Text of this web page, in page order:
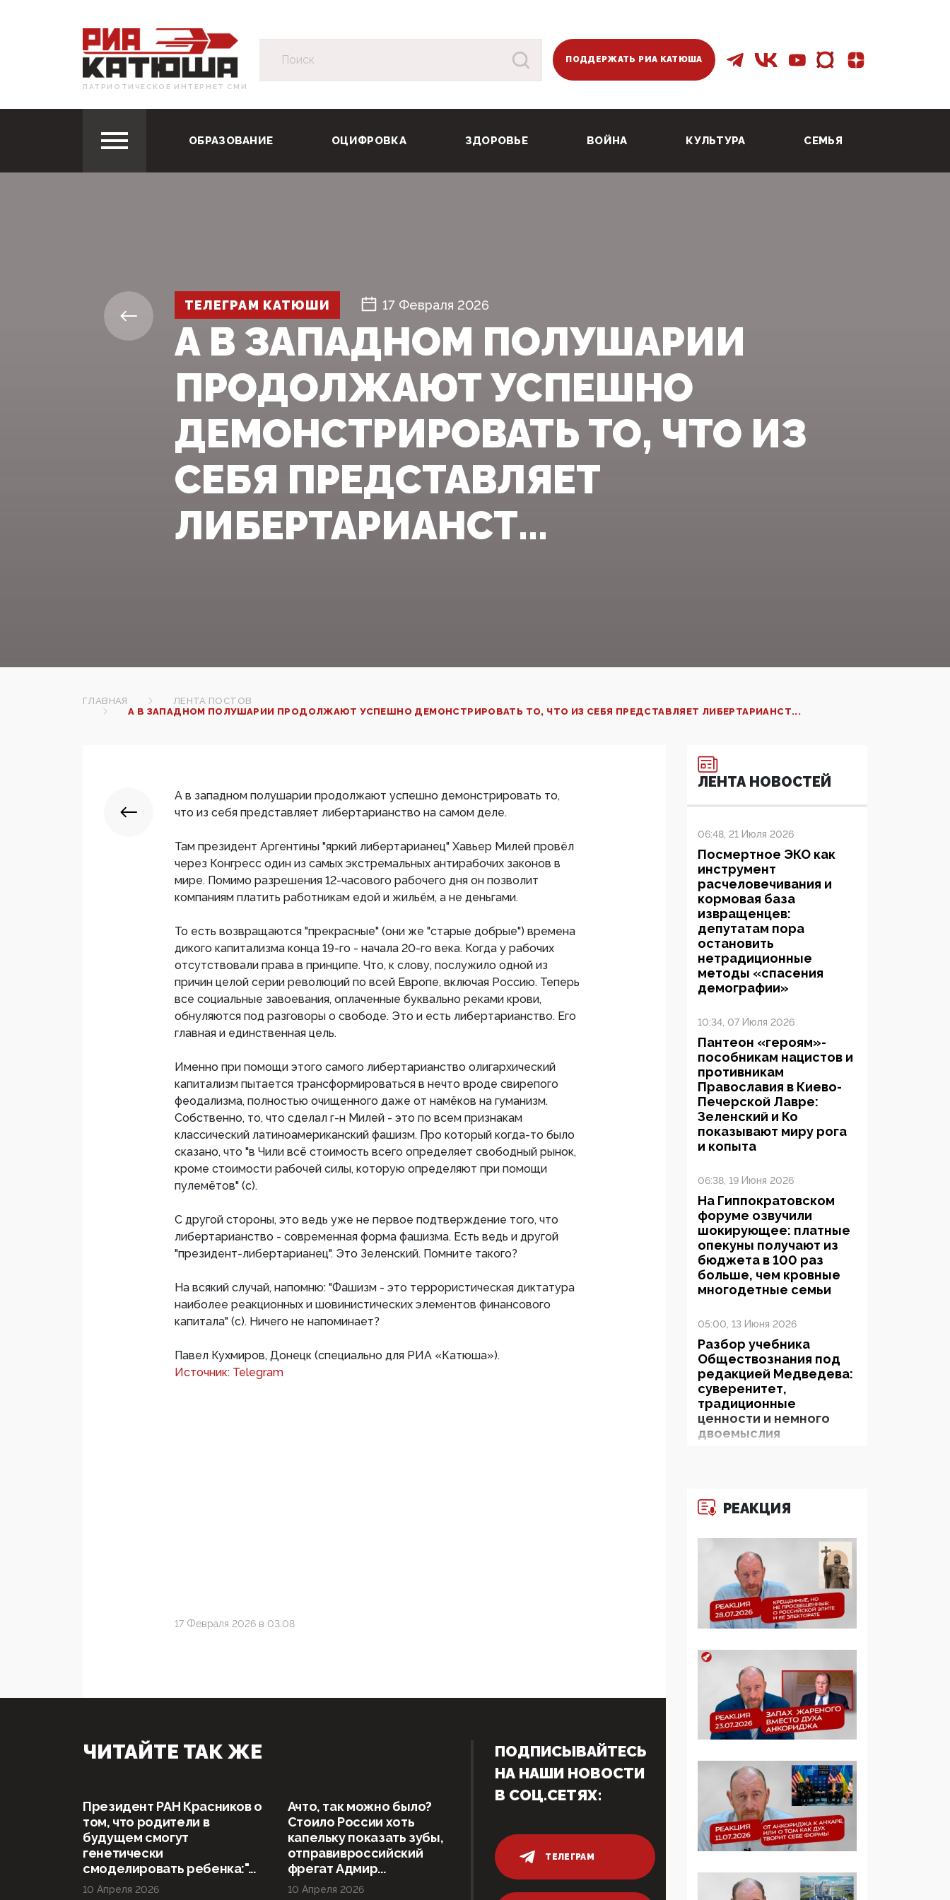
ПАТРИОТИЧЕСКОЕ ИНТЕРНЕТ СМИ
ПОДДЕРЖАТЬ РИА КАТЮША
ОБРАЗОВАНИЕ ОЦИФРОВКА ЗДОРОВЬЕ ВОЙНА КУЛЬТУРА СЕМЬЯ
ТЕЛЕГРАМ КАТЮШИ 17 Февраля 2026
А В ЗАПАДНОМ ПОЛУШАРИИ
ПРОДОЛЖАЮТ УСПЕШНО
ДЕМОНСТРИРОВАТЬ ТО, ЧТО ИЗ
СЕБЯ ПРЕДСТАВЛЯЕТ
ЛИБЕРТАРИАНСТ...
ГЛАВНАЯ
ЛЕНТА ПОСТОВ
А В ЗАПАДНОМ ПОЛУШАРИИ ПРОДОЛЖАЮТ УСПЕШНО ДЕМОНСТРИРОВАТЬ ТО, ЧТО ИЗ СЕБЯ ПРЕДСТАВЛЯЕТ ЛИБЕРТАРИАНСТ...
А в западном полушарии продолжают успешно демонстрировать то,
что из себя представляет либертарианство на самом деле.
Там президент Аргентины "яркий либертарианец" Хавьер Милей провёл
через Конгресс один из самых экстремальных антирабочих законов в
мире. Помимо разрешения 12-часового рабочего дня он позволит
компаниям платить работникам едой и жильём, а не деньгами.
То есть возвращаются "прекрасные" (они же "старые добрые") времена
дикого капитализма конца 19-го - начала 20-го века. Когда у рабочих
отсутствовали права в принципе. Что, к слову, послужило одной из
причин целой серии революций по всей Европе, включая Россию. Теперь
все социальные завоевания, оплаченные буквально реками крови,
обнуляются под разговоры о свободе. Это и есть либертарианство. Его
главная и единственная цель.
Именно при помощи этого самого либертарианство олигархический
капитализм пытается трансформироваться в нечто вроде свирепого
феодализма, полностью очищенного даже от намёков на гуманизм.
Собственно, то, что сделал г-н Милей - это по всем признакам
классический латиноамериканский фашизм. Про который когда-то было
сказано, что "в Чили всё стоимость всего определяет свободный рынок,
кроме стоимости рабочей силы, которую определяют при помощи
пулемётов" (с).
С другой стороны, это ведь уже не первое подтверждение того, что
либертарианство - современная форма фашизма. Есть ведь и другой
"президент-либертарианец". Это Зеленский. Помните такого?
На всякий случай, напомню: "Фашизм - это террористическая диктатура
наиболее реакционных и шовинистических элементов финансового
капитала" (с). Ничего не напоминает?
Павел Кухмиров, Донецк (специально для РИА «Катюша»).
Источник: Telegram
17 Февраля 2026 в 03:08
ЛЕНТА НОВОСТЕЙ
06:48, 21 Июля 2026
Посмертное ЭКО как
инструмент
расчеловечивания и
кормовая база
извращенцев:
депутатам пора
остановить
нетрадиционные
методы «спасения
демографии»
10:34, 07 Июля 2026
Пантеон «героям»-
пособникам нацистов и
противникам
Православия в Киево-
Печерской Лавре:
Зеленский и Ко
показывают миру рога
и копыта
06:38, 19 Июня 2026
На Гиппократовском
форуме озвучили
шокирующее: платные
опекуны получают из
бюджета в 100 раз
больше, чем кровные
многодетные семьи
05:00, 13 Июня 2026
Разбор учебника
Обществознания под
редакцией Медведева:
суверенитет,
традиционные
ценности и немного
двоемыслия
увидела
экстремистскую
ЮНЕСКО в России, но
цифроглобалисты
продолжают
определять повестку в
образовании
5G за счет здоровья
граждан: Минцифры
намерено отобрать у
регионов и
муниципалитетов право
защищать жилые дома
от ЭМИ
05:58, 26 Мая 2026
Роскомнадзор
освободили от борца с
деструктивным и
РЕАКЦИЯ
ЧИТАЙТЕ ТАК ЖЕ
Президент РАН Красников о
том, что родители в
будущем смогут
генетически
смоделировать ребенка:"...
10 Апреля 2026
Ачто, так можно было?
Стоило России хоть
капельку показать зубы,
отправивроссийский
фрегат Адмир...
10 Апреля 2026
ПОДПИСЫВАЙТЕСЬ
НА НАШИ НОВОСТИ
В СОЦ.СЕТЯХ:
ТЕЛЕГРАМ